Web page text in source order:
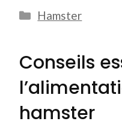
Catégories
Hamster
Conseils
hamster